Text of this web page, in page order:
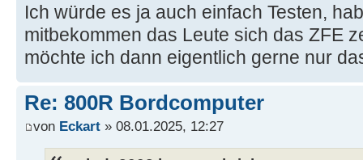
Ich würde es ja auch einfach Testen,
mitbekommen das Leute sich das ZFE
möchte ich dann eigentlich gerne nur
Re: 800R Bordcomputer
von Eckart » 08.01.2025, 12:27